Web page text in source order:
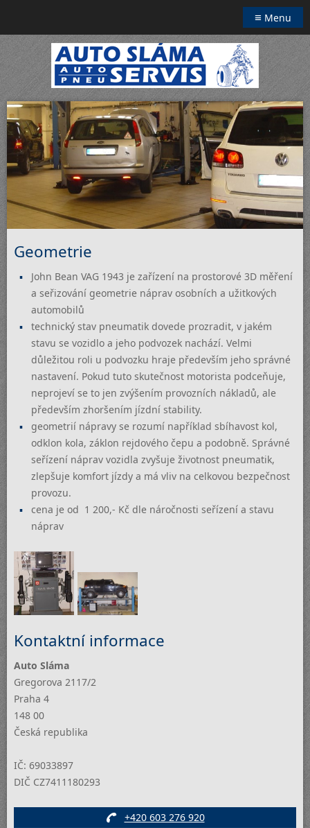
≡ Menu
Geometrie
John Bean VAG 1943 je zařízení na prostorové 3D měření
a seřizování geometrie náprav osobních a užitkových
automobilů
technický stav pneumatik dovede prozradit, v jakém
stavu se vozidlo a jeho podvozek nachází. Velmi
důležitou roli u podvozku hraje především jeho správné
nastavení. Pokud tuto skutečnost motorista podceňuje,
neprojeví se to jen zvýšením provozních nákladů, ale
především zhoršením jízdní stability.
geometrií nápravy se rozumí například sbíhavost kol,
odklon kola, záklon rejdového čepu a podobně. Správné
seřízení náprav vozidla zvyšuje životnost pneumatik,
zlepšuje komfort jízdy a má vliv na celkovou bezpečnost
provozu.
cena je od 1 200,- Kč dle náročnosti seřízení a stavu
náprav
Kontaktní informace
Auto Sláma
Gregorova 2117/2
Praha 4
148 00
Česká republika
IČ: 69033897
DIČ CZ7411180293
+420 603 276 920